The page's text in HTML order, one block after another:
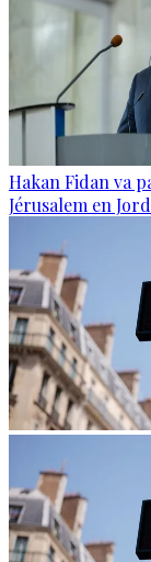
Hakan Fidan va
Jérusalem en